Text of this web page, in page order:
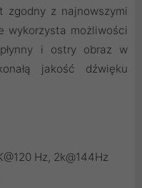
zgodny z najnowszymi
wykorzysta możliwości
i ostry obraz w
jakość dźwięku
Hz, 2k@144Hz